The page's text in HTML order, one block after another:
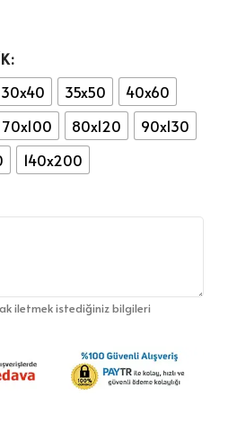
30x40 35x50
40x60
70x100 80x120
90x130
140x200
iletmek istediğiniz bilgileri